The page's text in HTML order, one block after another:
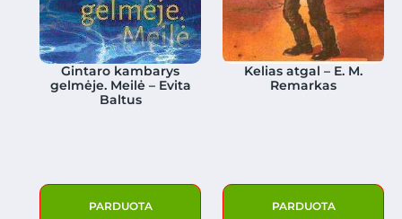
Gintaro kambarys
gelmėje. Meilė – Evita
Baltus
PARDUOTA
Kelias atgal – E. M.
Remarkas
PARDUOTA